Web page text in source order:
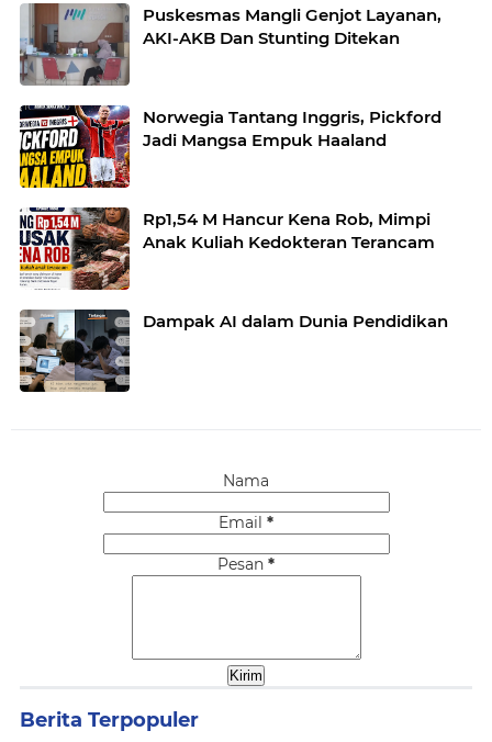
Puskesmas Mangli Genjot Layanan,
AKI-AKB Dan Stunting Ditekan
Norwegia Tantang Inggris, Pickford
Jadi Mangsa Empuk Haaland
Rp1,54 M Hancur Kena Rob, Mimpi
Anak Kuliah Kedokteran Terancam
Dampak AI dalam Dunia Pendidikan
Nama
Email *
Pesan *
Berita Terpopuler